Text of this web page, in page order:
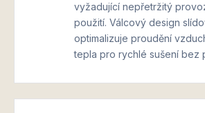
vyžadující nepřetržitý
použití. Válcový design
optimalizuje proudění
tepla pro rychlé sušení bez